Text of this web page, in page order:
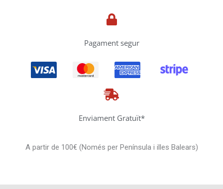
Pagament segur
Enviament Gratuït*
A partir de 100€ (Només per Península i illes Balears)